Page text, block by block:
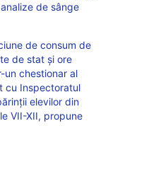
de sânge
de consum de
de stat și ore
un chestionar al
cu Inspectoratul
elevilor din
VII-XII, propune